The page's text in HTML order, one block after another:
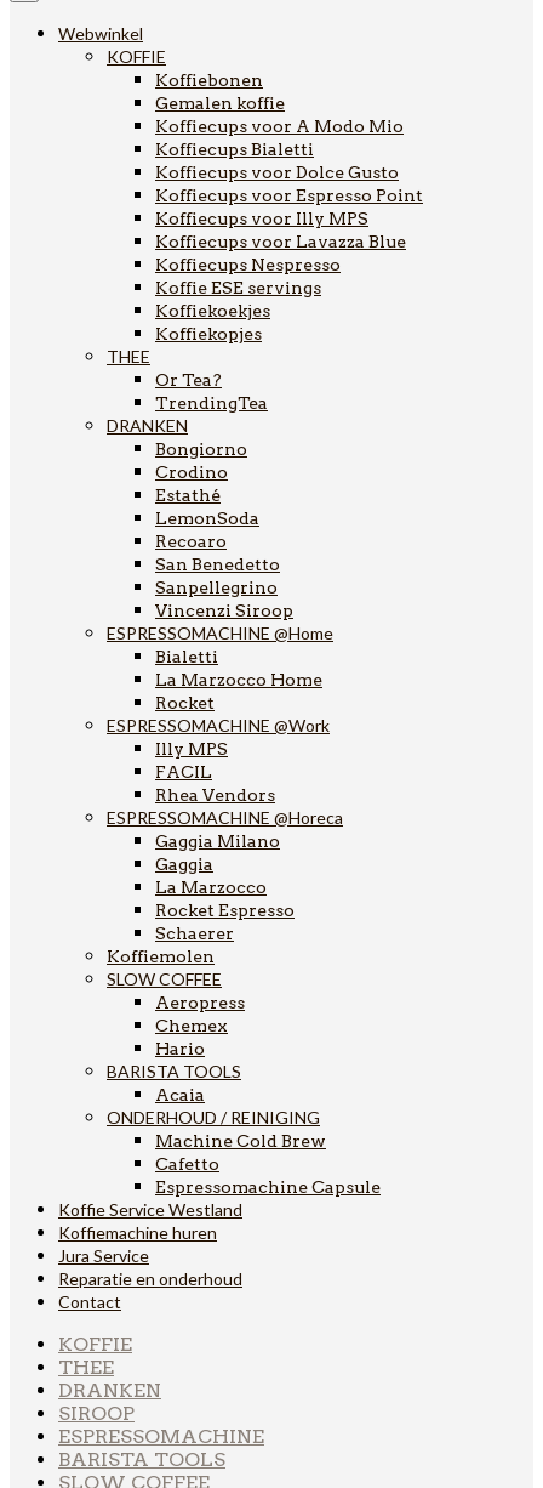
Webwinkel
KOFFIE
Koffiebonen
Gemalen koffie
Koffiecups voor A Modo Mio
Koffiecups Bialetti
Koffiecups voor Dolce Gusto
Koffiecups voor Espresso Point
Koffiecups voor Illy MPS
Koffiecups voor Lavazza Blue
Koffiecups Nespresso
Koffie ESE servings
Koffiekoekjes
Koffiekopjes
THEE
Or Tea?
TrendingTea
DRANKEN
Bongiorno
Crodino
Estathé
LemonSoda
Recoaro
San Benedetto
Sanpellegrino
Vincenzi Siroop
ESPRESSOMACHINE @Home
Bialetti
La Marzocco Home
Rocket
ESPRESSOMACHINE @Work
Illy MPS
FACIL
Rhea Vendors
ESPRESSOMACHINE @Horeca
Gaggia Milano
Gaggia
La Marzocco
Rocket Espresso
Schaerer
Koffiemolen
SLOW COFFEE
Aeropress
Chemex
Hario
BARISTA TOOLS
Acaia
ONDERHOUD / REINIGING
Machine Cold Brew
Cafetto
Espressomachine Capsule
Koffie Service Westland
Koffiemachine huren
Jura Service
Reparatie en onderhoud
Contact
KOFFIE
THEE
DRANKEN
SIROOP
ESPRESSOMACHINE
BARISTA TOOLS
SLOW COFFEE